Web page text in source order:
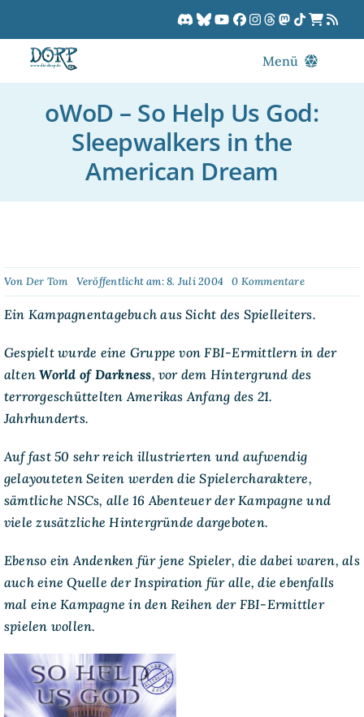
springen
Menü
DORPCast
DORP-TV
Downloads
Kalender
oWoD – So Help Us God:
Sleepwalkers in the
American Dream
Von Der Tom Veröffentlicht am: 8. Juli 2004 0 Kommentareon
oWoD
So
Us
Ein Kampagnentagebuch aus Sicht des Spielleiters.
Gespielt wurde eine Gruppe von FBI-Ermittlern in der
altenWorld of Darkness, vor dem Hintergrund des
terrorgeschüttelten Amerikas Anfang des 21.
Jahrhunderts.
Auf fast 50 sehr reich illustrierten und aufwendig
gelayouteten Seiten werden die Spielercharaktere,
sämtliche NSCs, alle 16 Abenteuer der Kampagne und
viele zusätzliche Hintergründe dargeboten.
Ebenso ein Andenken für jene Spieler, die dabei waren, als
auch eine Quelle der Inspiration für alle, die ebenfalls
mal eine Kampagne in den Reihen der FBI-Ermittler
spielen wollen.